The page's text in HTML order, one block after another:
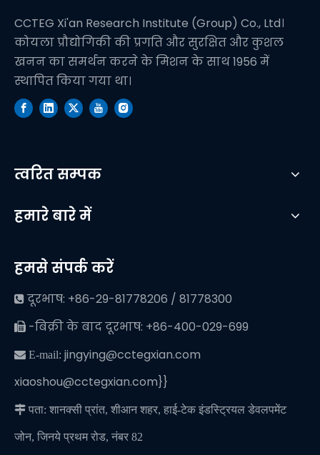
CCTEG Xi'an Research Institute (Group) Co., Ltd।
कोयला प्रौद्योगिकी की प्रगति और सुरक्षित और कुशल
खनन का समर्थन करने के मिशन के साथ 1956 में
स्थापित किया गया था।
त्वरित सम्पक
हमारे बारे में
हमसे संपर्क करें
 दूरभाष: +86-29-81778206 / 81778300
 -बिक्री के बाद दूरभाष: +86-400-029-699
 E-mail: jingying@cctegxian.com
xiaoshou@cctegxian.com}}
 पता: शानक्सी प्रांत, शीआन शहर, हाई-टेक इंडस्ट्रियल डेवलपमेंट
जोन, जिनये प्रथम रोड, नंबर 82